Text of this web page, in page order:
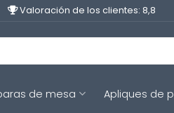
Valoración de los clientes: 8,8
de mesa Apliques de